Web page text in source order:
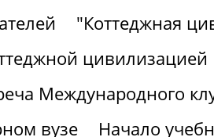
"Коттеджная
цивилизацией
Международного
вузе
Начало